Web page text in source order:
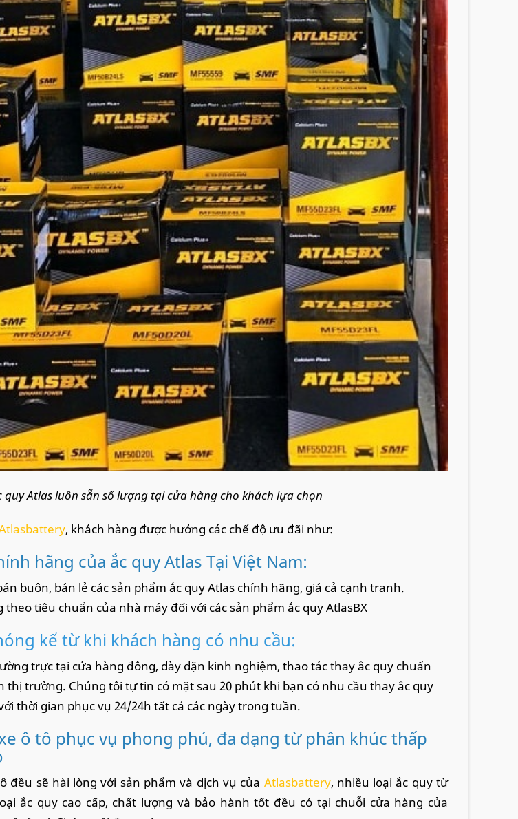
quy Atlas luôn sẵn số lượng tại cửa hàng cho khách lựa chọn
, khách hàng được hưởng các chế độ ưu đãi như:
hãng của ắc quy Atlas Tại Việt Nam:
buôn, bán lẻ các sản phẩm ắc quy Atlas chính hãng, giá cả cạnh tranh.
tiêu chuẩn của nhà máy đối với các sản phẩm ắc quy AtlasBX
kể từ khi khách hàng có nhu cầu:
trực tại cửa hàng đông, dày dặn kinh nghiệm, thao tác thay ắc quy chuẩn
thị trường. Chúng tôi tự tin có mặt sau 20 phút khi bạn có nhu cầu thay ắc quy
thời gian phục vụ 24/24h tất cả các ngày trong tuần.
ô tô phục vụ phong phú, đa dạng từ phân khúc thấp
đều sẽ hài lòng với sản phẩm và dịch vụ của Atlasbattery, nhiều loại ắc quy từ
ắc quy cao cấp, chất lượng và bảo hành tốt đều có tại chuỗi cửa hàng của